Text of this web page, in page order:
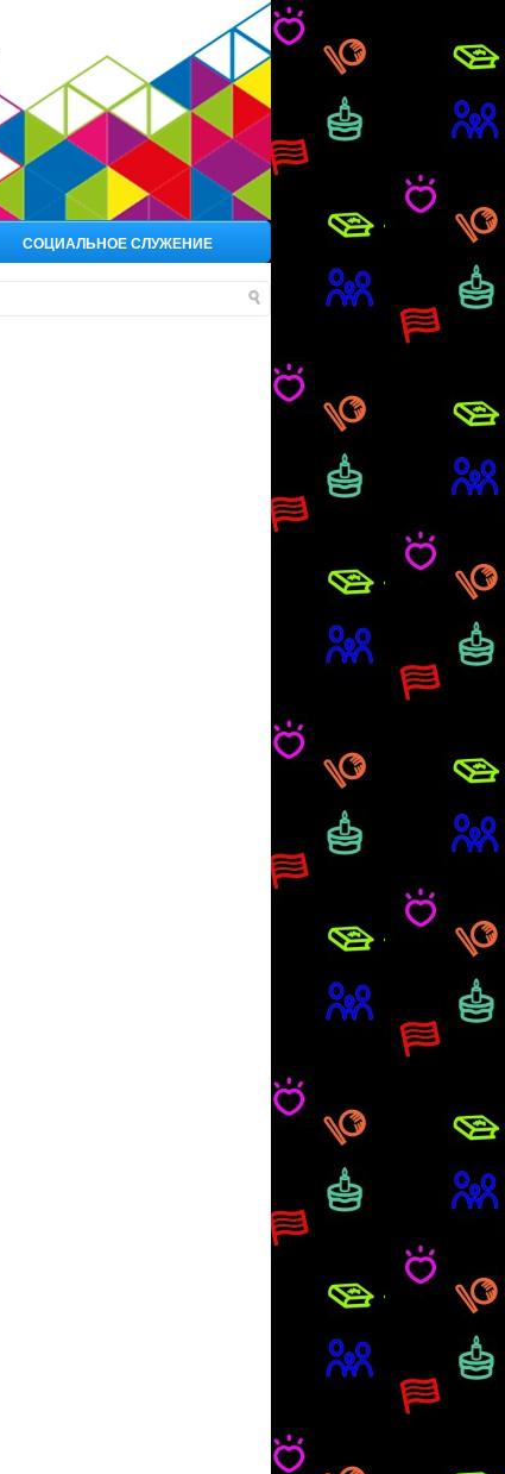
СОЦИАЛЬНОЕ СЛУЖЕНИЕ